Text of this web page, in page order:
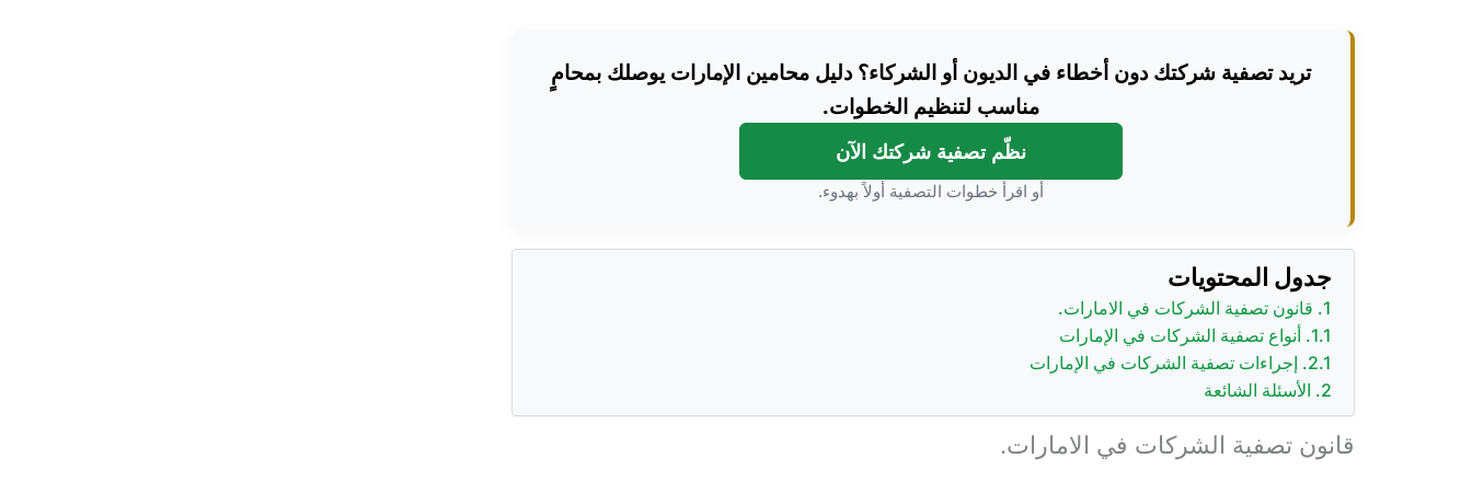
تريد تصفية شركتك دون أخطاء في الديون أو الشركاء؟ دليل محامين الإمارات يوصلك بمحامٍ
مناسب لتنظيم الخطوات.
نظّم تصفية شركتك الآن
أو اقرأ خطوات التصفية أولاً بهدوء.
جدول المحتويات
قانون تصفية الشركات في الامارات.
أنواع تصفية الشركات في الإمارات
إجراءات تصفية الشركات في الإمارات
الأسئلة الشائعة
قانون تصفية الشركات في الامارات.